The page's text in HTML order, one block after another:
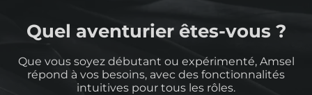
Quel aventurier êtes-vous ?
Que vous soyez débutant ou expérimenté, Amsel
répond à vos besoins, avec des fonctionnalités
intuitives pour tous les rôles.